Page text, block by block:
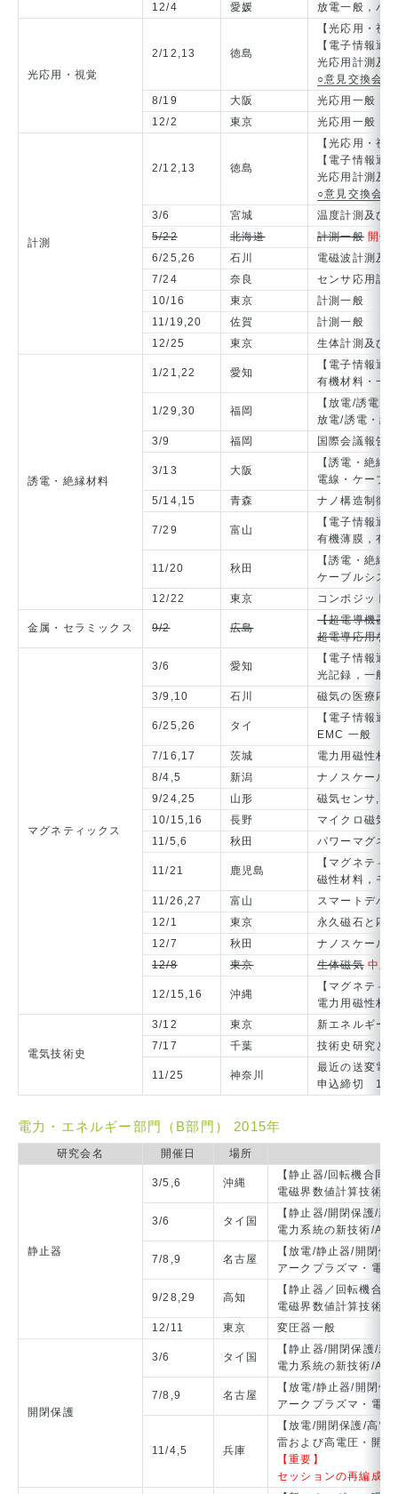
12/4
愛媛 放電一般，バ
光応用・視覚
2/12,13 徳島
【光応用・視
【電子情報通
光応用計測及
○意見交換会の
8/19
大阪
光応用一般
12/2
東京 光応用一般
計測
2/12,13 徳島
【光応用・視
【電子情報通
光応用計測及
○意見交換会の
3/6
宮城
温度計測及び
5/22
北海道 計測一般 開催
6/25,26
石川
電磁波計測及
7/24
奈良
センサ応用計
10/16
東京
計測一般
11/19,20
佐賀
計測一般
12/25
東京 生体計測及び
誘電・絶縁材料
1/21,22 愛知
【電子情報通
有機材料・一
1/29,30 福岡
【放電/誘電
放電/誘電・絶
3/9
福岡 国際会議報告
3/13 大阪
【誘電・絶縁
電線・ケーブ
5/14,15
青森 ナノ構造制御
7/29 富山
【電子情報通
有機薄膜，有
11/20 秋田
【誘電・絶縁
ケーブルシス
12/22
東京 コンポジット
金属・セラミックス 9/2 広島
【超電導機器/
超電導応用な
マグネティックス
3/6 愛知
【電子情報通
光記録，一般
3/9,10
石川 磁気の医療応
6/25,26 タイ
【電子情報通
EMC 一般
7/16,17
茨城
電力用磁性材
8/4,5
新潟
ナノスケール
9/24,25
山形
磁気センサ,高
10/15,16
長野
マイクロ磁気
11/5,6
秋田 パワーマグネ
11/21 鹿児島
【マグネティ
磁性材料，モ
11/26,27
富山
スマートデバ
12/1
東京
永久磁石と応
12/7
秋田
ナノスケール
12/8
東京 生体磁気 中止
12/15,16 沖縄
【マグネティ
電力用磁性材
電気技術史
3/12 東京
新エネルギー
7/17
千葉 技術史研究と
11/25 神奈川
最近の送変電
申込締切 11
電力・エネルギー部門（B部門） 2015年
研究会名 開催日 場所
静止器
3/5,6 沖縄
【静止器/回転機合同】
電磁界数値計算技術と
3/6 タイ国
【静止器/開閉保護/
電力系統の新技術/
7/8,9 名古屋
【放電/静止器/開閉保
アークプラズマ・電
9/28,29 高知
【静止器／回転機合同
電磁界数値計算技術と
12/11
東京 変圧器一般
開閉保護
3/6 タイ国
【静止器/開閉保護/
電力系統の新技術/
7/8,9 名古屋
【放電/静止器/開閉保
アークプラズマ・電
11/4,5 兵庫
【放電/開閉保護/高電
雷および高電圧・開
【重要】
セッションの再編成を